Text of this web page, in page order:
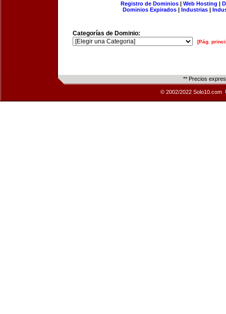
Registro de Dominios| Web Hosting |
Dominios Expirados | Industrias |
Categorías de Dominio:
[Pág.
** Precios
© 2002/2022 Solo10.com